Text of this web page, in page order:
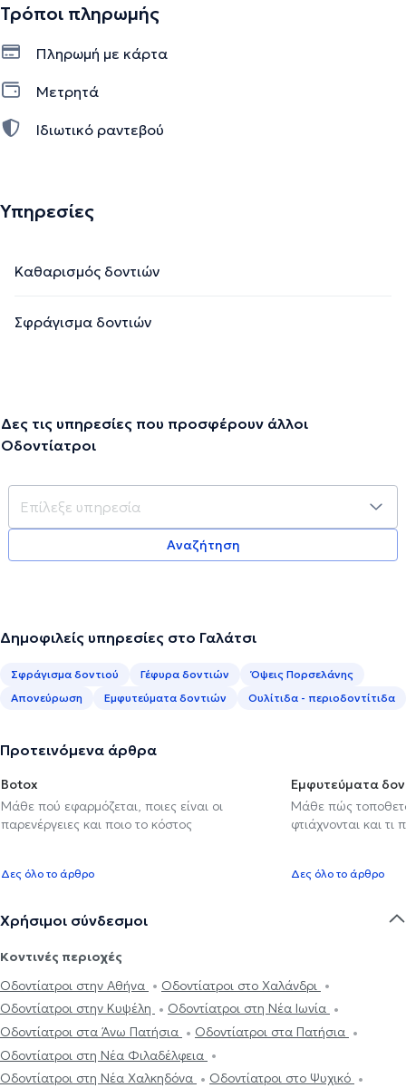
Τρόποι πληρωμής
Πληρωμή με κάρτα
Μετρητά
Ιδιωτικό ραντεβού
Υπηρεσίες
Καθαρισμός δοντιών
Σφράγισμα δοντιών
Δες τις υπηρεσίες που προσφέρουν άλλοι
Οδοντίατροι
Αναζήτηση
Δημοφιλείς υπηρεσίες στο Γαλάτσι
Σφράγισμα δοντιού Γέφυρα δοντιών
Όψεις Πορσελάνης
Απονεύρωση
Εμφυτεύματα δοντιών Ουλίτιδα - περιοδοντίτιδα
Προτεινόμενα άρθρα
Botox
Μάθε πού εφαρμόζεται, ποιες είναι οι
παρενέργειες και ποιο το κόστος
Δες όλο το άρθρο
Εμφυτεύματα
Μάθε πώς
φτιάχνονται και τι
Δες όλο το άρθρο
Χρήσιμοι σύνδεσμοι
Κοντινές περιοχές
Οδοντίατροι στην Αθήνα
Οδοντίατροι στο Χαλάνδρι
Οδοντίατροι στην Κυψέλη
Οδοντίατροι στη Νέα Ιωνία
Οδοντίατροι στα Άνω Πατήσια
Οδοντίατροι στα Πατήσια
Οδοντίατροι στη Νέα Φιλαδέλφεια
Οδοντίατροι στη Νέα Χαλκηδόνα
Οδοντίατροι στο Ψυχικό